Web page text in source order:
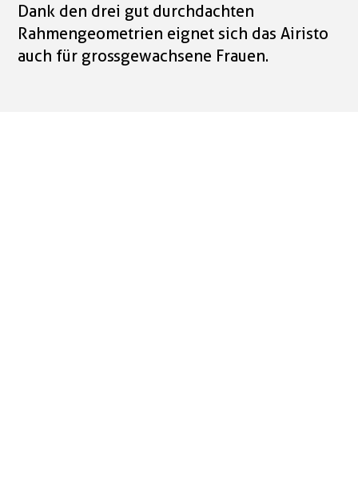
Dank den drei gut durchdachten
Rahmengeometrien eignet sich das Airisto
auch für grossgewachsene Frauen.